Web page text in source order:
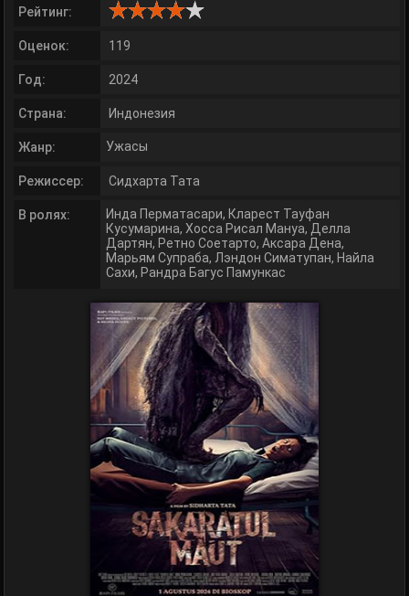
Рейтинг:
Оценок: 119
Год: 2024
Страна: Индонезия
Жанр: Ужасы
Режиссер: Сидхарта Тата
В ролях: Инда Перматасари, Кларест Тауфан
Кусумарина,Хосса Рисал Мануа, Делла
Дартян, Ретно Соетарто,Аксара Дена,
Марьям Супраба, Лэндон Симатупан, Найла
Сахи, Рандра Багус Памункас